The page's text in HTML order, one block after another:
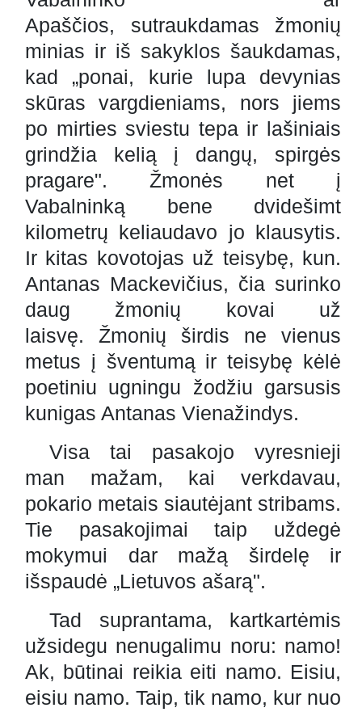
Apaščios, sutraukdamas žmonių
minias ir iš sakyklos šaukdamas,
kad „ponai, kurie lupa devynias
skūras vargdieniams, nors jiems
po mirties sviestu tepa ir lašiniais
grindžia kelią į dangų, spirgės
pragare". Žmonės net į
Vabalninką bene dvidešimt
kilometrų keliaudavo jo klausytis.
Ir kitas kovotojas už teisybę, kun.
Antanas Mackevičius, čia surinko
daug žmonių kovai už
laisvę. Žmonių širdis ne vienus
metus į šventumą ir teisybę kėlė
poetiniu ugningu žodžiu garsusis
kunigas Antanas Vienažindys.
Visa tai pasakojo vyresnieji
man mažam, kai verkdavau,
pokario metais siautėjant stribams.
Tie pasakojimai taip uždegė
mokymui dar mažą širdelę ir
išspaudė „Lietuvos ašarą".
Tad suprantama, kartkartėmis
užsidegu nenugalimu noru: namo!
Ak, būtinai reikia eiti namo. Eisiu,
eisiu namo. Taip, tik namo, kur nuo